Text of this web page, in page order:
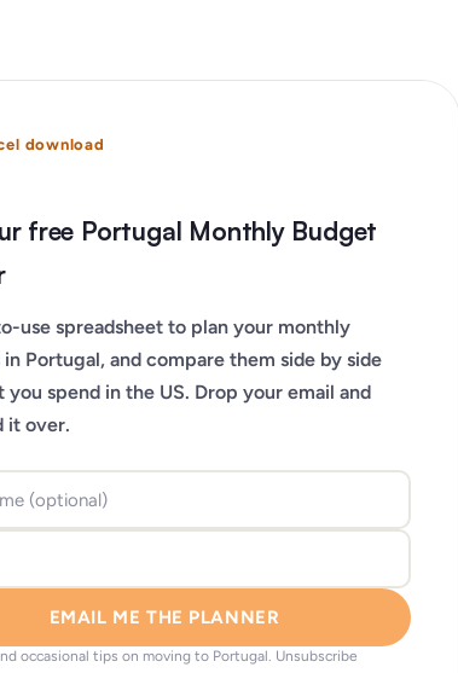
download
free Portugal Monthly Budget
use spreadsheet to plan your monthly
in Portugal, and compare them side by side
spend in the US. Drop your email and
it over.
EMAIL ME THE PLANNER
occasional tips on moving to Portugal. Unsubscribe